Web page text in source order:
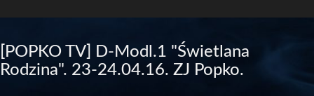
[POPKO TV] D-Modl.1 "Świetlana
Rodzina". 23-24.04.16. ZJ Popko.